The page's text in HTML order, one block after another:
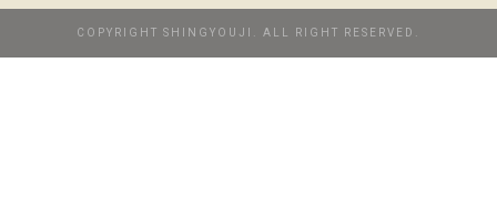
COPYRIGHT SHINGYOUJI. ALL RIGHT RESERVED.